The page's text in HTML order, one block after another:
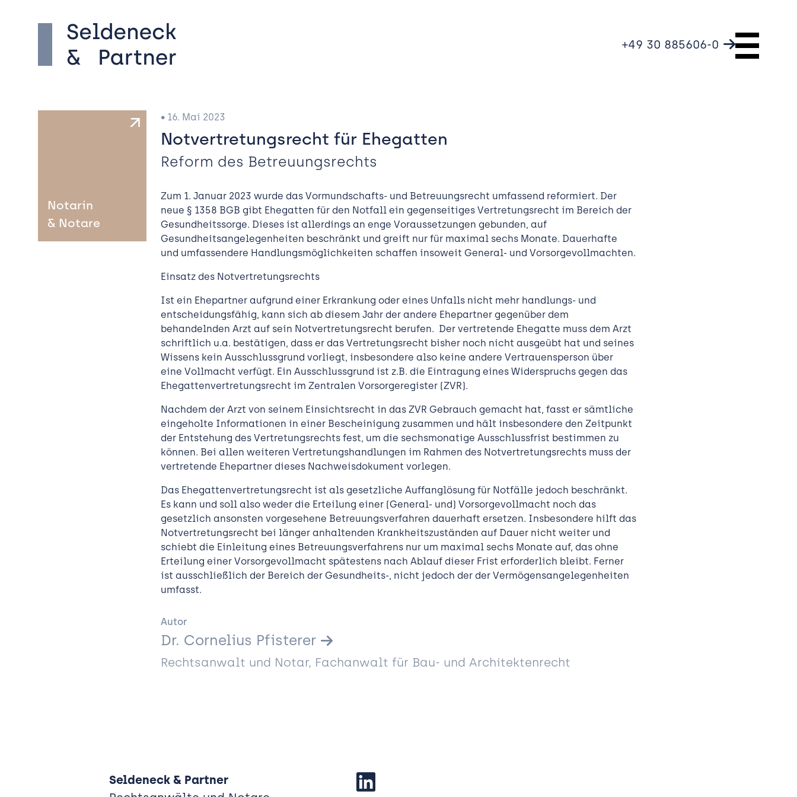
+49 30 885606-0
Vermieten und Verwalten
Notarin
& Notare
• 16. Mai 2023
Notvertretungsrecht für Ehegatten
Reform des Betreuungsrechts
Zum 1. Januar 2023 wurde das Vormundschafts- und Betreuungsrecht umfassend reformiert. Der
neue § 1358 BGB gibt Ehegatten für den Notfall ein gegenseitiges Vertretungsrecht im Bereich der
Gesundheitssorge. Dieses ist allerdings an enge Voraussetzungen gebunden, auf
Gesundheitsangelegenheiten beschränkt und greift nur für maximal sechs Monate. Dauerhafte
und umfassendere Handlungsmöglichkeiten schaffen insoweit General- und Vorsorgevollmachten.
Einsatz des Notvertretungsrechts
Ist ein Ehepartner aufgrund einer Erkrankung oder eines Unfalls nicht mehr handlungs- und
entscheidungsfähig, kann sich ab diesem Jahr der andere Ehepartner gegenüber dem
behandelnden Arzt auf sein Notvertretungsrecht berufen. Der vertretende Ehegatte muss dem Arzt
schriftlich u.a. bestätigen, dass er das Vertretungsrecht bisher noch nicht ausgeübt hat und seines
Wissens kein Ausschlussgrund vorliegt, insbesondere also keine andere Vertrauensperson über
eine Vollmacht verfügt. Ein Ausschlussgrund ist z.B. die Eintragung eines Widerspruchs gegen das
Ehegattenvertretungsrecht im Zentralen Vorsorgeregister (ZVR).
Nachdem der Arzt von seinem Einsichtsrecht in das ZVR Gebrauch gemacht hat, fasst er sämtliche
eingeholte Informationen in einer Bescheinigung zusammen und hält insbesondere den Zeitpunkt
der Entstehung des Vertretungsrechts fest, um die sechsmonatige Ausschlussfrist bestimmen zu
können. Bei allen weiteren Vertretungshandlungen im Rahmen des Notvertretungsrechts muss der
vertretende Ehepartner dieses Nachweisdokument vorlegen.
Das Ehegattenvertretungsrecht ist als gesetzliche Auffanglösung für Notfälle jedoch beschränkt.
Es kann und soll also weder die Erteilung einer (General- und) Vorsorgevollmacht noch das
gesetzlich ansonsten vorgesehene Betreuungsverfahren dauerhaft ersetzen. Insbesondere hilft das
Notvertretungsrecht bei länger anhaltenden Krankheitszuständen auf Dauer nicht weiter und
schiebt die Einleitung eines Betreuungsverfahrens nur um maximal sechs Monate auf, das ohne
Erteilung einer Vorsorgevollmacht spätestens nach Ablauf dieser Frist erforderlich bleibt. Ferner
ist ausschließlich der Bereich der Gesundheits-, nicht jedoch der der Vermögensangelegenheiten
umfasst.
Autor
Dr. Cornelius Pfisterer
Rechtsanwalt und Notar, Fachanwalt für Bau- und Architektenrecht
Seldeneck & Partner